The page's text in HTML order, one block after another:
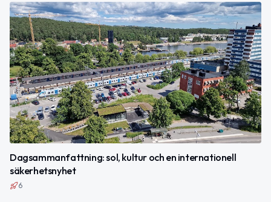
Dagsammanfattning: sol, kultur och en internationell
säkerhetsnyhet
6